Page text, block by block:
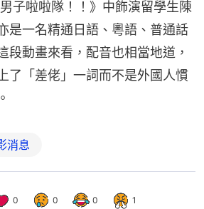
子啦啦隊！！》中飾演留學生陳
是一名精通日語、粵語、普通話
段動畫來看，配音也相當地道，
了「差佬」一詞而不是外國人慣
消息
0 0 0 1